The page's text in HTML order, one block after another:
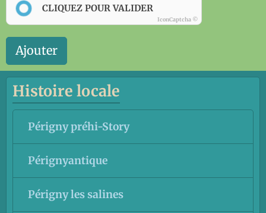
CLIQUEZ POUR VALIDER
IconCaptcha ©
Ajouter
Histoire locale
Périgny préhi-Story
Pérignyantique
Périgny les salines